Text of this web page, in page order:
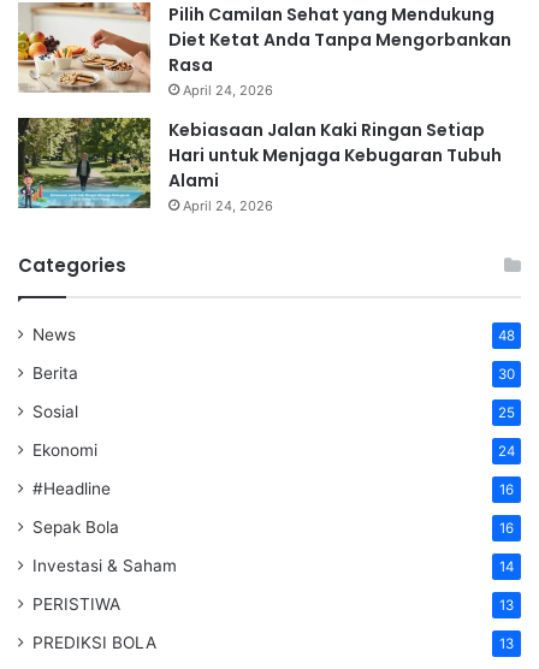
Pilih Camilan Sehat yang Mendukung
Diet Ketat Anda Tanpa Mengorbankan
Rasa
April 24, 2026
Kebiasaan Jalan Kaki Ringan Setiap
Hari untuk Menjaga Kebugaran Tubuh
Alami
April 24, 2026
Categories
News 48
Berita 30
Sosial 25
Ekonomi 24
#Headline 16
Sepak Bola 16
Investasi & Saham 14
PERISTIWA 13
PREDIKSI BOLA 13